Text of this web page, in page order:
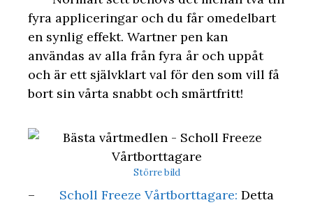
fyra appliceringar och du får omedelbart
en synlig effekt. Wartner pen kan
användas av alla från fyra år och uppåt
och är ett självklart val för den som vill få
bort sin vårta snabbt och smärtfritt!
Större bild
– Scholl Freeze Vårtborttagare: Detta